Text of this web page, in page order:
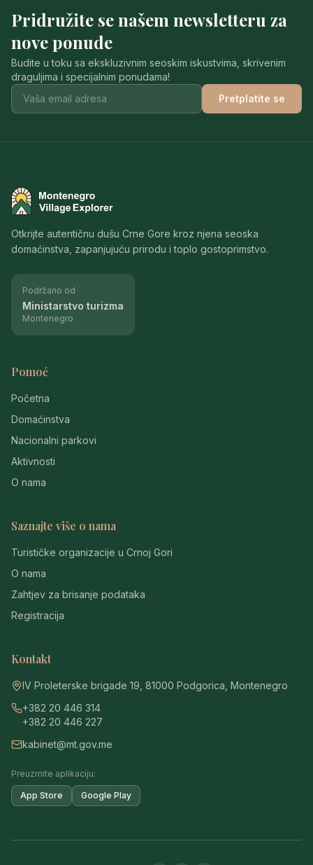
Pridružite se našem newsletteru za
nove ponude
Budite u toku sa ekskluzivnim seoskim iskustvima, skrivenim
draguljima i specijalnim ponudama!
Pretplatite se
Montenegro Village Explorer
Otkrijte autentičnu dušu Crne Gore kroz njena seoska
domaćinstva, zapanjujuću prirodu i toplo gostoprimstvo.
Podržano od
Ministarstvo turizma
Montenegro
Pomoć
Početna
Domaćinstva
Nacionalni parkovi
Aktivnosti
O nama
Saznajte više o nama
Turističke organizacije u Crnoj Gori
O nama
Zahtjev za brisanje podataka
Registracija
Kontakt
IV Proleterske brigade 19, 81000 Podgorica, Montenegro
+382 20 446 314
+382 20 446 227
kabinet@mt.gov.me
Preuzmite aplikaciju:
App Store Google Play